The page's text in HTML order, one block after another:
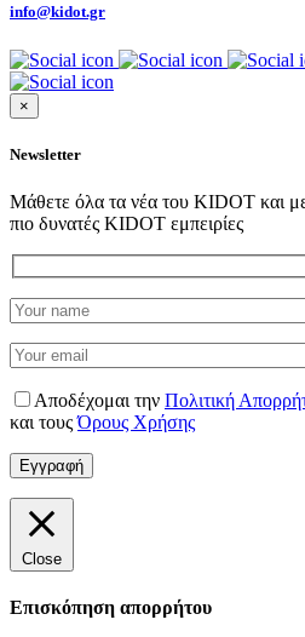
info@kidot.gr
×
Newsletter
Μάθετε όλα τα νέα του KIDOT και
πιο δυνατές KIDOT εμπειρίες
Αποδέχομαι την Πολιτική
και τουςΌρους Χρήσης
Close
Επισκόπηση απορρήτου